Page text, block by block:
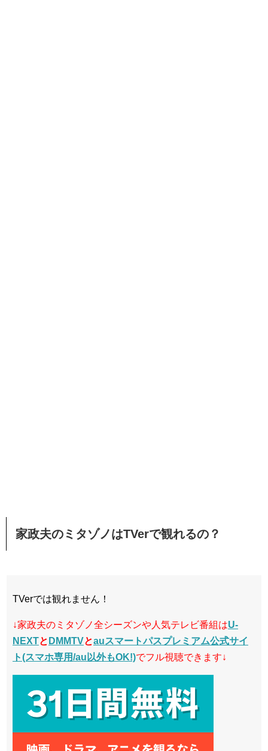
家政夫のミタゾノはTVerで観れるの？
TVerでは観れません！
↓家政夫のミタゾノ全シーズンや人気テレビ番組はU-
NEXTと DMMTVとauスマートパスプレミアム公式サイ
ト(スマホ専用/au以外もOK!)でフル視聴できます↓